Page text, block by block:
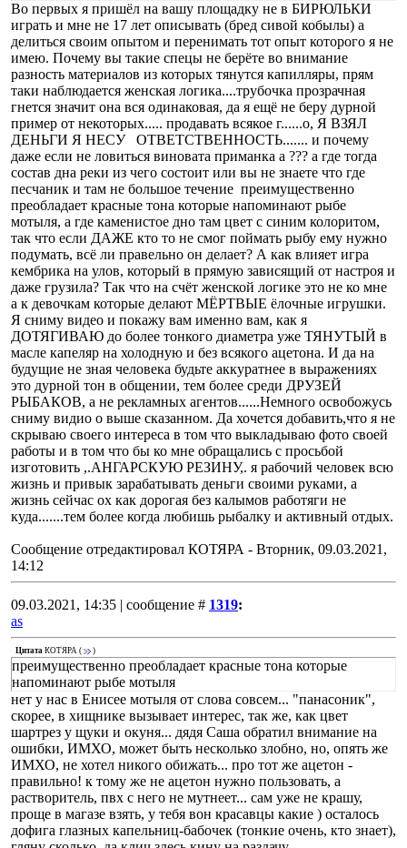
Во первых я пришёл на вашу площадку не в БИРЮЛЬКИ
играть и мне не 17 лет описывать (бред сивой кобылы) а
делиться своим опытом и перенимать тот опыт которого я не
имею. Почему вы такие спецы не берёте во внимание
разность материалов из которых тянутся капилляры, прям
таки наблюдается женская логика....трубочка прозрачная
гнется значит она вся одинаковая, да я ещё не беру дурной
пример от некоторых..... продавать всякое г......о, Я ВЗЯЛ
ДЕНЬГИ Я НЕСУ ОТВЕТСТВЕННОСТЬ....... и почему
даже если не ловиться виновата приманка а ??? а где тогда
состав дна реки из чего состоит или вы не знаете что где
песчаник и там не большое течение преимущественно
преобладает красные тона которые напоминают рыбе
мотыля, а где каменистое дно там цвет с синим колоритом,
так что если ДАЖЕ кто то не смог поймать рыбу ему нужно
подумать, всё ли правельно он делает? А как влияет игра
кембрика на улов, который в прямую зависящий от настроя и
даже грузила? Так что на счёт женской логике это не ко мне
а к девочкам которые делают МЁРТВЫЕ ёлочные игрушки.
Я сниму видео и покажу вам именно вам, как я
ДОТЯГИВАЮ до более тонкого диаметра уже ТЯНУТЫЙ в
масле капеляр на холодную и без всякого ацетона. И да на
будущие не зная человека будьте аккуратнее в выражениях
это дурной тон в общении, тем более среди ДРУЗЕЙ
РЫБАКОВ, а не рекламных агентов......Немного освобожусь
сниму видио о выше сказанном. Да хочется добавить,что я не
скрываю своего интереса в том что выкладываю фото своей
работы и в том что бы ко мне обращались с просьбой
изготовить ,.АНГАРСКУЮ РЕЗИНУ,. я рабочий человек всю
жизнь и привык зарабатывать деньги своими руками, а
жизнь сейчас ох как дорогая без калымов работяги не
куда.......тем более когда любишь рыбалку и активный отдых.
Сообщение отредактировал КОТЯРА - Вторник, 09.03.2021,
14:12
09.03.2021, 14:35 | сообщение # 1319:
as
Цитата КОТЯРА ( )
преимущественно преобладает красные тона которые
напоминают рыбе мотыля
нет у нас в Енисее мотыля от слова совсем... "панасоник",
скорее, в хищнике вызывает интерес, так же, как цвет
шартрез у щуки и окуня... дядя Саша обратил внимание на
ошибки, ИМХО, может быть несколько злобно, но, опять же
ИМХО, не хотел никого обижать... про тот же ацетон -
правильно! к тому же не ацетон нужно пользовать, а
растворитель, пвх с него не мутнеет... сам уже не крашу,
проще в магазе взять, у тебя вон красавцы какие ) осталось
дофига глазных капельниц-бабочек (тонкие очень, кто знает),